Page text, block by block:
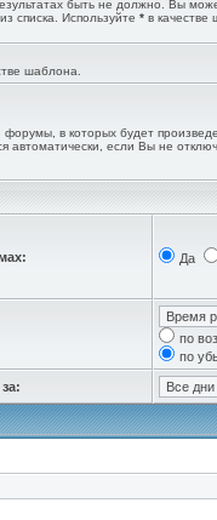
быть не должно. Вы
списка. Используйте * в качестве
шаблона.
в которых будет
автоматически, если Вы не
Да
по
по